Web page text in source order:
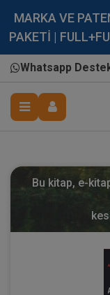
MARKA VE
PAKETİ |
Whatsapp
Bu kitap, e-